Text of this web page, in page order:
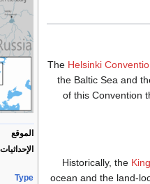
الموقع
الإحداثيات
Type
The Helsinki
the Baltic Sea and
of this Convention
Historically, the
ocean and the land-